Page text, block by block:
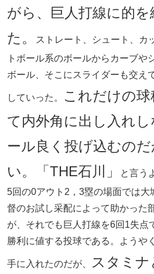
がら、巨人打線に的
た。
ストレート、シュート、カ
トボール系のボールからカーブや
ボール、そこにスライダーも交え
していった。
これだけの
て内外角に出し入れ
ール良く投げ込むの
い。「THE石川」
と言う
5回の0アウト2，3塁の場面では大
督のお試し采配によって助かった
が、それでも巨人打線を6回1失点
勝利に値する投球である。ようや
手に入れたのだが、
スタミ